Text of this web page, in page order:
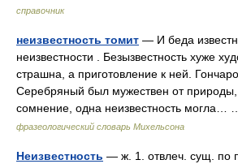
справочник
неизвестность томит — И беда
неизвестности . Безызвестность хуже
страшна, а приготовление к ней.
Серебряный был мужествен от природы,
сомнение, одна неизвестность могла…
фразеологический словарь Михельсона
Неизвестность — ж. 1. отвлеч. сущ. по